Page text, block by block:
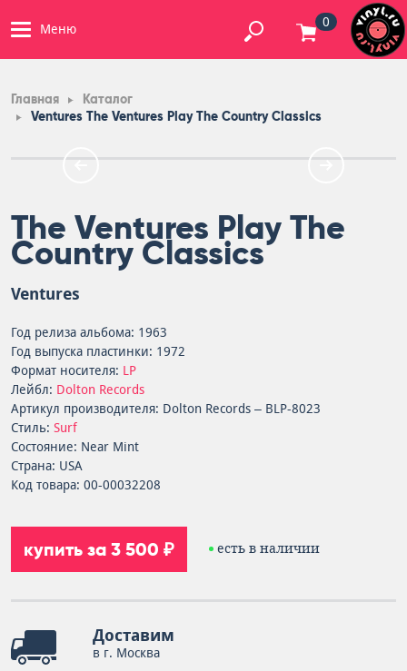
Меню 0
Главная
Каталог
Ventures The Ventures Play The Country Classics
The Ventures Play The
Country Classics
Ventures
Год релиза альбома: 1963
Год выпуска пластинки: 1972
Формат носителя: LP
Лейбл: Dolton Records
Артикул производителя: Dolton Records – BLP-8023
Стиль: Surf
Состояние: Near Mint
Страна: USA
Код товара: 00-00032208
купить за 3 500 ₽ есть в наличии
Доставим
в г. Москва